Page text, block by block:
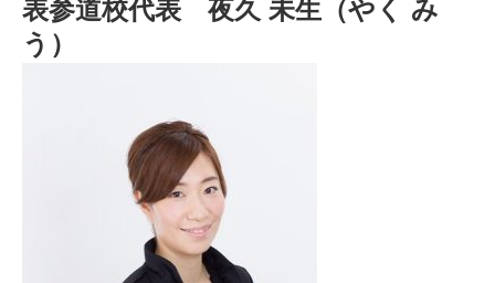
表参道校代表 夜久 未生（やく み
う）